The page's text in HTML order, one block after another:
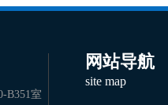
B351室
网站导航
site map